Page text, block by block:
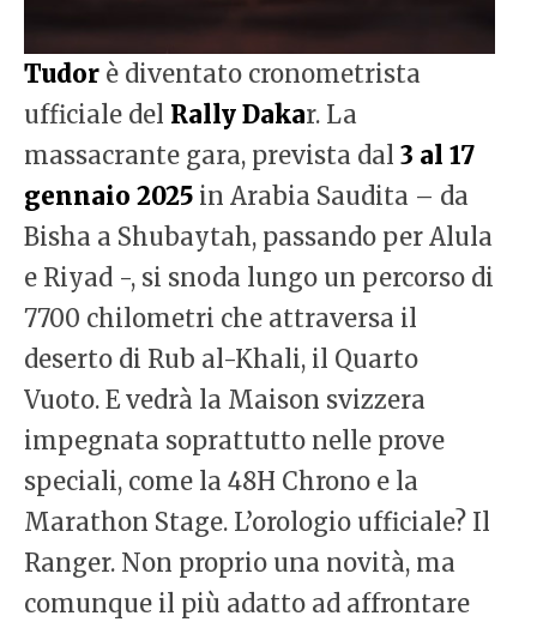
Tudor è diventato cronometrista
ufficiale del Rally Dakar. La
massacrante gara, prevista dal 3 al 17
gennaio 2025 in Arabia Saudita – da
Bisha a Shubaytah, passando per Alula
e Riyad -, si snoda lungo un percorso di
7700 chilometri che attraversa il
deserto di Rub al-Khali, il Quarto
Vuoto. E vedrà la Maison svizzera
impegnata soprattutto nelle prove
speciali, come la 48H Chrono e la
Marathon Stage. L’orologio ufficiale? Il
Ranger. Non proprio una novità, ma
comunque il più adatto ad affrontare